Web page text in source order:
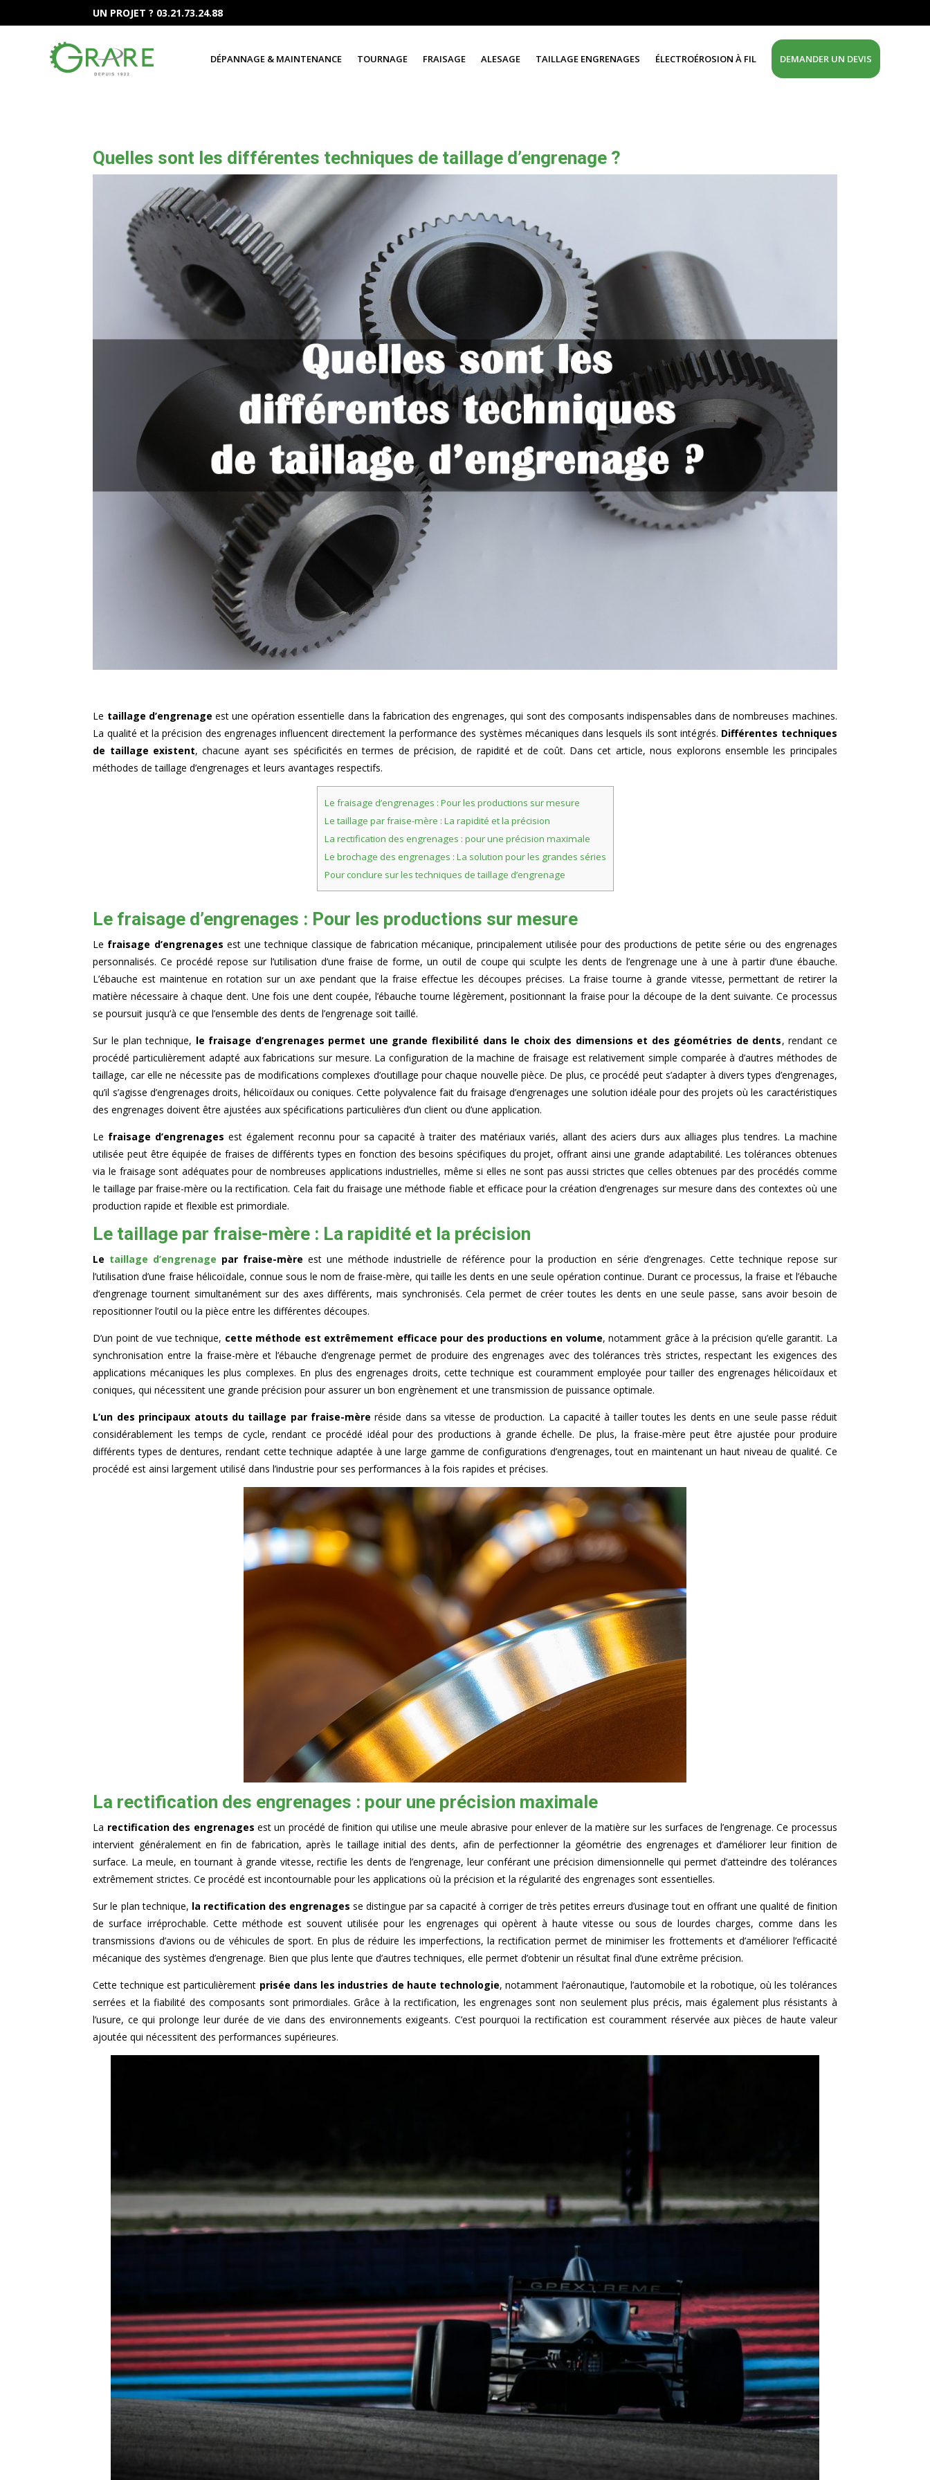
UN PROJET ? 03.21.73.24.88
DÉPANNAGE & MAINTENANCE TOURNAGE FRAISAGE ALESAGE TAILLAGE ENGRENAGES ÉLECTROÉROSION À FIL DEMANDER UN DEVIS
Quelles sont les différentes techniques de taillage d’engrenage ?
Le taillage d’engrenage est une opération essentielle dans la fabrication des engrenages, qui sont des composants indispensables dans de nombreuses machines.
La qualité et la précision des engrenages influencent directement la performance des systèmes mécaniques dans lesquels ils sont intégrés. Différentes techniques
de taillage existent, chacune ayant ses spécificités en termes de précision, de rapidité et de coût. Dans cet article, nous explorons ensemble les principales
méthodes de taillage d’engrenages et leurs avantages respectifs.
Le fraisage d’engrenages : Pour les productions sur mesure
Le taillage par fraise-mère : La rapidité et la précision
La rectification des engrenages : pour une précision maximale
Le brochage des engrenages : La solution pour les grandes séries
Pour conclure sur les techniques de taillage d’engrenage
Le fraisage d’engrenages : Pour les productions sur mesure
Le fraisage d’engrenages est une technique classique de fabrication mécanique, principalement utilisée pour des productions de petite série ou des engrenages
personnalisés. Ce procédé repose sur l’utilisation d’une fraise de forme, un outil de coupe qui sculpte les dents de l’engrenage une à une à partir d’une ébauche.
L’ébauche est maintenue en rotation sur un axe pendant que la fraise effectue les découpes précises. La fraise tourne à grande vitesse, permettant de retirer la
matière nécessaire à chaque dent. Une fois une dent coupée, l’ébauche tourne légèrement, positionnant la fraise pour la découpe de la dent suivante. Ce processus
se poursuit jusqu’à ce que l’ensemble des dents de l’engrenage soit taillé.
Sur le plan technique, le fraisage d’engrenages permet une grande flexibilité dans le choix des dimensions et des géométries de dents, rendant ce
procédé particulièrement adapté aux fabrications sur mesure. La configuration de la machine de fraisage est relativement simple comparée à d’autres méthodes de
taillage, car elle ne nécessite pas de modifications complexes d’outillage pour chaque nouvelle pièce. De plus, ce procédé peut s’adapter à divers types d’engrenages,
qu’il s’agisse d’engrenages droits, hélicoïdaux ou coniques. Cette polyvalence fait du fraisage d’engrenages une solution idéale pour des projets où les caractéristiques
des engrenages doivent être ajustées aux spécifications particulières d’un client ou d’une application.
Le fraisage d’engrenages est également reconnu pour sa capacité à traiter des matériaux variés, allant des aciers durs aux alliages plus tendres. La machine
utilisée peut être équipée de fraises de différents types en fonction des besoins spécifiques du projet, offrant ainsi une grande adaptabilité. Les tolérances obtenues
via le fraisage sont adéquates pour de nombreuses applications industrielles, même si elles ne sont pas aussi strictes que celles obtenues par des procédés comme
le taillage par fraise-mère ou la rectification. Cela fait du fraisage une méthode fiable et efficace pour la création d’engrenages sur mesure dans des contextes où une
production rapide et flexible est primordiale.
Le taillage par fraise-mère : La rapidité et la précision
Le taillage d’engrenage par fraise-mère est une méthode industrielle de référence pour la production en série d’engrenages. Cette technique repose sur
l’utilisation d’une fraise hélicoïdale, connue sous le nom de fraise-mère, qui taille les dents en une seule opération continue. Durant ce processus, la fraise et l’ébauche
d’engrenage tournent simultanément sur des axes différents, mais synchronisés. Cela permet de créer toutes les dents en une seule passe, sans avoir besoin de
repositionner l’outil ou la pièce entre les différentes découpes.
D’un point de vue technique, cette méthode est extrêmement efficace pour des productions en volume, notamment grâce à la précision qu’elle garantit. La
synchronisation entre la fraise-mère et l’ébauche d’engrenage permet de produire des engrenages avec des tolérances très strictes, respectant les exigences des
applications mécaniques les plus complexes. En plus des engrenages droits, cette technique est couramment employée pour tailler des engrenages hélicoïdaux et
coniques, qui nécessitent une grande précision pour assurer un bon engrènement et une transmission de puissance optimale.
L’un des principaux atouts du taillage par fraise-mère réside dans sa vitesse de production. La capacité à tailler toutes les dents en une seule passe réduit
considérablement les temps de cycle, rendant ce procédé idéal pour des productions à grande échelle. De plus, la fraise-mère peut être ajustée pour produire
différents types de dentures, rendant cette technique adaptée à une large gamme de configurations d’engrenages, tout en maintenant un haut niveau de qualité. Ce
procédé est ainsi largement utilisé dans l’industrie pour ses performances à la fois rapides et précises.
La rectification des engrenages : pour une précision maximale
La rectification des engrenages est un procédé de finition qui utilise une meule abrasive pour enlever de la matière sur les surfaces de l’engrenage. Ce processus
intervient généralement en fin de fabrication, après le taillage initial des dents, afin de perfectionner la géométrie des engrenages et d’améliorer leur finition de
surface. La meule, en tournant à grande vitesse, rectifie les dents de l’engrenage, leur conférant une précision dimensionnelle qui permet d’atteindre des tolérances
extrêmement strictes. Ce procédé est incontournable pour les applications où la précision et la régularité des engrenages sont essentielles.
Sur le plan technique, la rectification des engrenages se distingue par sa capacité à corriger de très petites erreurs d’usinage tout en offrant une qualité de finition
de surface irréprochable. Cette méthode est souvent utilisée pour les engrenages qui opèrent à haute vitesse ou sous de lourdes charges, comme dans les
transmissions d’avions ou de véhicules de sport. En plus de réduire les imperfections, la rectification permet de minimiser les frottements et d’améliorer l’efficacité
mécanique des systèmes d’engrenage. Bien que plus lente que d’autres techniques, elle permet d’obtenir un résultat final d’une extrême précision.
Cette technique est particulièrement prisée dans les industries de haute technologie, notamment l’aéronautique, l’automobile et la robotique, où les tolérances
serrées et la fiabilité des composants sont primordiales. Grâce à la rectification, les engrenages sont non seulement plus précis, mais également plus résistants à
l’usure, ce qui prolonge leur durée de vie dans des environnements exigeants. C’est pourquoi la rectification est couramment réservée aux pièces de haute valeur
ajoutée qui nécessitent des performances supérieures.